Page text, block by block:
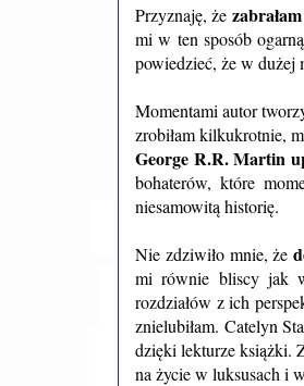
Przyznaję, że
mi w ten sposób
powiedzieć, że w dużej
Momentami autor
zrobiłam kilkukrotnie,
George R.R. Martin
bohaterów, które
niesamowitą historię.
Nie zdziwiło mnie, że
mi równie bliscy jak
rozdziałów z ich
znielubiłam. Catelyn
dzięki lekturze książki.
na życie w luksusach i